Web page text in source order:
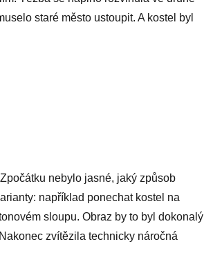
staré město ustoupit. A kostel byl
nebylo jasné, jaký způsob
například ponechat kostel na
sloupu. Obraz by to byl dokonalý
zvítězila technicky náročná